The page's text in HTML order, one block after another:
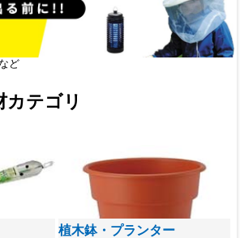
ど
カテゴリ
植木鉢・プランター